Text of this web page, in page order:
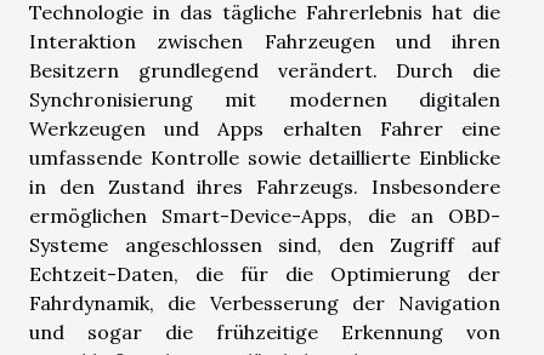
Technologie in das tägliche Fahrerlebnis hat die
Interaktion zwischen Fahrzeugen und ihren
Besitzern grundlegend verändert. Durch die
Synchronisierung mit modernen digitalen
Werkzeugen und Apps erhalten Fahrer eine
umfassende Kontrolle sowie detaillierte Einblicke
in den Zustand ihres Fahrzeugs. Insbesondere
ermöglichen Smart-Device-Apps, die an OBD-
Systeme angeschlossen sind, den Zugriff auf
Echtzeit-Daten, die für die Optimierung der
Fahrdynamik, die Verbesserung der Navigation
und sogar die frühzeitige Erkennung von